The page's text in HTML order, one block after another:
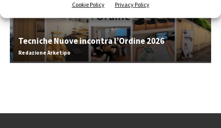
Cookie Policy Privacy Policy
Tecniche Nuove incontra l’Ordine 2026
Redazione Arketipo